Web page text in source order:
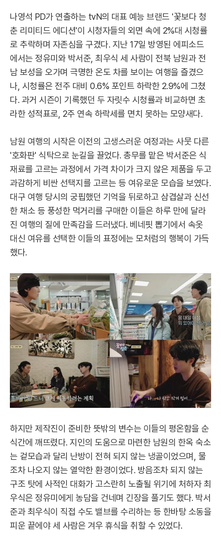
나영석 PD가 연출하는 tvN의 대표 예능 브랜드 '꽃보다 청
춘 리미티드 에디션'이 시청자들의 외면 속에 2%대 시청률
로 추락하며 자존심을 구겼다. 지난 17일 방영된 에피소드
에서는 정유미와 박서준, 최우식 세 사람이 전북 남원과 전
남 보성을 오가며 극명한 온도 차를 보이는 여행을 즐겼으
나, 시청률은 전주 대비 0.6% 포인트 하락한 2.9%에 그쳤
다. 과거 시즌이 기록했던 두 자릿수 시청률과 비교하면 초
라한 성적표로, 2주 연속 하락세를 면치 못하는 모양새다.
남원 여행의 시작은 이전의 고생스러운 여정과는 사뭇 다른
'호화판' 식탁으로 눈길을 끌었다. 총무를 맡은 박서준은 식
재료를 고르는 과정에서 가격 차이가 크지 않은 제품을 두고
과감하게 비싼 선택지를 고르는 등 여유로운 모습을 보였다.
대구 여행 당시의 궁핍했던 기억을 뒤로하고 삼겹살과 신선
한 채소 등 풍성한 먹거리를 구매한 이들은 하루 만에 달라
진 여행의 질에 만족감을 드러냈다. 베네핏 뽑기에서 속옷
대신 여유를 선택한 이들의 표정에는 모처럼의 행복이 가득
했다.
하지만 제작진이 준비한 뜻밖의 변수는 이들의 평온함을 순
식간에 깨뜨렸다. 지인의 도움으로 마련한 남원의 한옥 숙소
는 겉모습과 달리 난방이 전혀 되지 않는 냉골이었으며, 물
조차 나오지 않는 열악한 환경이었다. 방음조차 되지 않는
구조 탓에 사적인 대화가 고스란히 노출될 위기에 처하자 최
우식은 정유미에게 농담을 건네며 긴장을 풀기도 했다. 박서
준과 최우식이 직접 수도 밸브를 수리하는 등 한바탕 소동을
피운 끝에야 세 사람은 겨우 휴식을 취할 수 있었다.